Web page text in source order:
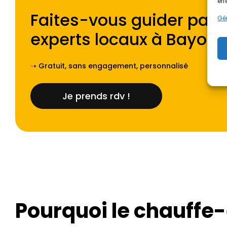
Faites-vous guider par
experts locaux à
➝ Gratuit, sans engagement, personnalisé
Je prends rdv !
Pourquoi le